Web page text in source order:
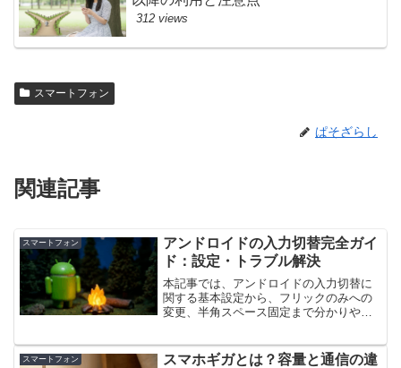
312 views
スマートフォン
ぱそざらし
関連記事
スマートフォン
アンドロイドの入力切替完全ガイ
ド：設定・トラブル解決
本記事では、アンドロイドの入力切替に
関する基本設定から、フリックのみへの
変更、半角スペース固定まで分かりやす
の入力切替で生じるトラブルも一挙に解
スマートフォン
スマホギガとは？容量と通信の違